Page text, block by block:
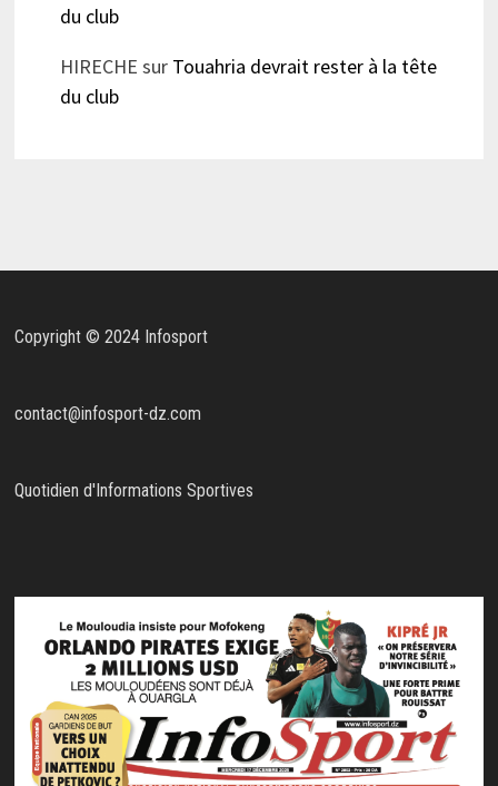
du club
HIRECHE sur Touahria devrait rester à la tête
du club
Copyright © 2024 Infosport
contact@infosport-dz.com
Quotidien d'Informations Sportives